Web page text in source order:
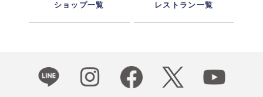
ショップ一覧 レストラン一覧